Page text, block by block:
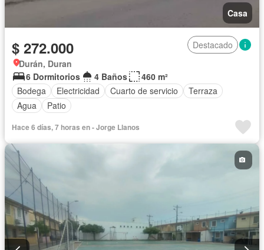
Casa
$ 272.000
Destacado
Durán, Duran
6 Dormitorios
4 Baños
460 m²
Bodega
Electricidad Cuarto de servicio
Terraza
Agua
Patio
Hace 6 días, 7 horas en - Jorge Llanos